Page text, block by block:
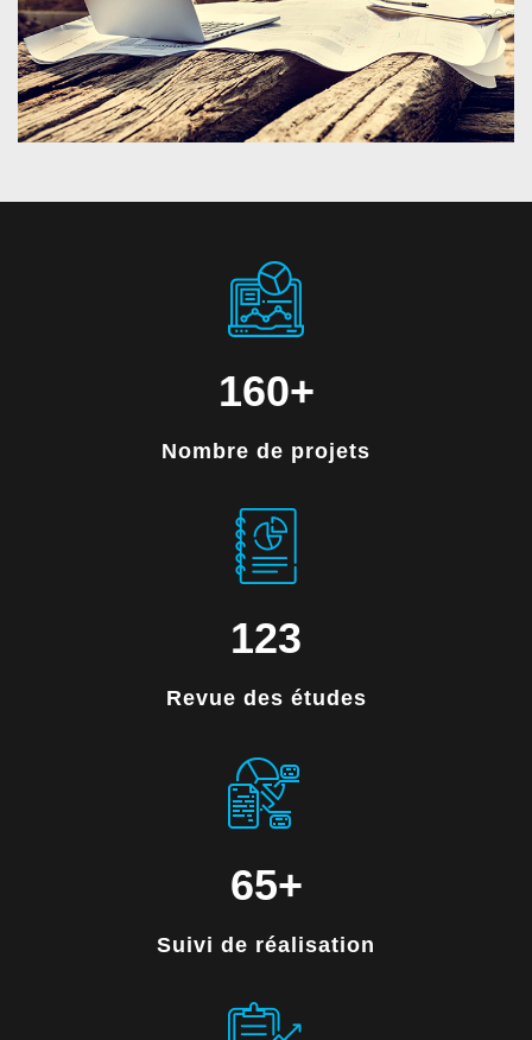
160+
Nombre de projets
123
Revue des études
65+
Suivi de réalisation